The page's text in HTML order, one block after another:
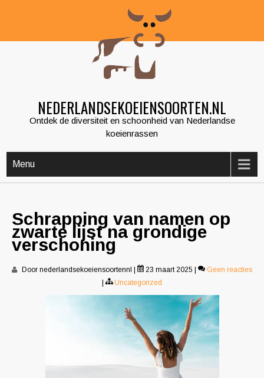
NEDERLANDSEKOEIENSOORTEN.NL
Ontdek de diversiteit en schoonheid van Nederlandse
koeienrassen
Menu
Schrapping van namen op
zwarte lijst na grondige
verschoning
Door nederlandsekoeiensoortennl 23 maart 2025
Geen reacties
Uncategorized